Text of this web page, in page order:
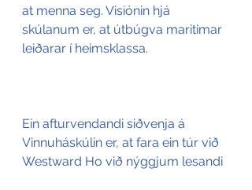
at menna seg. Visiónin hjá
skúlanum er, at útbúgva maritimar
leiðarar í heimsklassa.
Ein afturvendandi siðvenja á
Vinnuháskúlin er, at fara ein túr við
Westward Ho við nýggjum lesandi